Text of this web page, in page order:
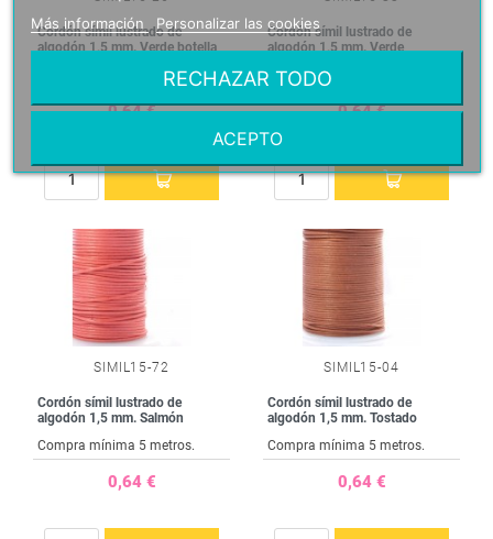
Cordón símil lustrado de
algodón 1,5 mm. Verde botella
Compra mínima 5 metros.
0,64 €
Cordón símil lustrado de
algodón 1,5 mm. Verde
Compra mínima 5 metros.
0,64 €
SIMIL15-72
Cordón símil lustrado de
algodón 1,5 mm. Salmón
Compra mínima 5 metros.
0,64 €
SIMIL15-04
Cordón símil lustrado de
algodón 1,5 mm. Tostado
Compra mínima 5 metros.
0,64 €
Más información Personalizar las cookies
RECHAZAR TODO
ACEPTO